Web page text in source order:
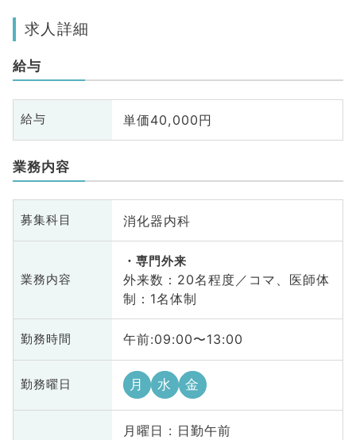
求人詳細
給与
給与 単価40,000円
業務内容
募集科目 消化器内科
業務内容
専門外来
外来数：20名程度／コマ、医師体
制：1名体制
勤務時間 午前:09:00〜13:00
勤務曜日 月 水 金
月曜日 : 日勤午前